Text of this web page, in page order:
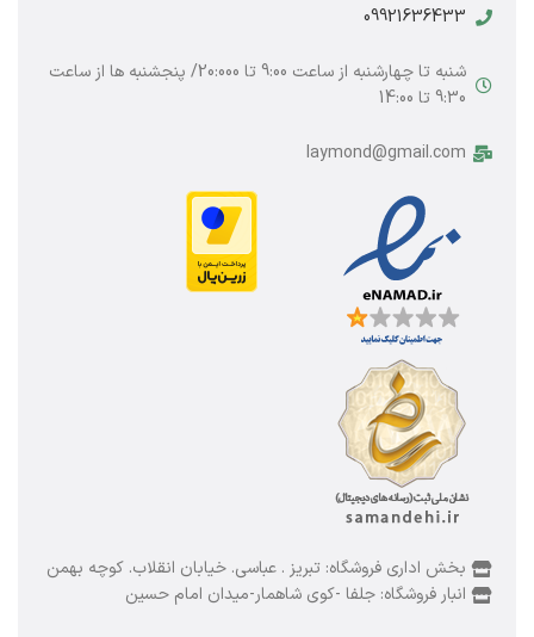
09921636433
شنبه تا چهارشنبه از ساعت 9:00 تا 20:000/ پنجشنبه ها از ساعت
9:30 تا 14:00
laymond@gmail.com
بخش اداری فروشگاه: تبریز . عباسی. خیابان انقلاب. کوچه بهمن
انبار فروشگاه: جلفا -کوی شاهمار-میدان امام حسین